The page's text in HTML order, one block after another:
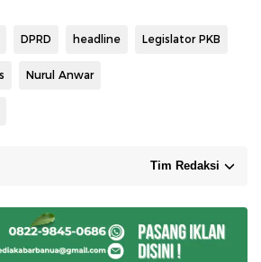
DPRD headline Legislator PKB
Nurul Anwar
Tim Redaksi